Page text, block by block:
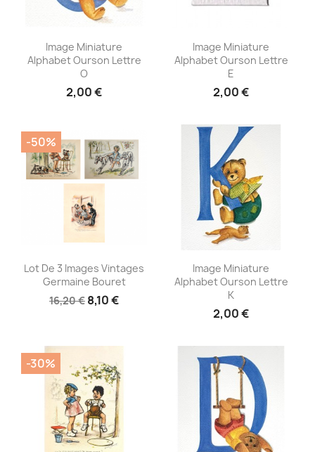
Aperçu rapide
Image Miniature
Alphabet Ourson Lettre
O
2,00 €
Aperçu rapide
Image Miniature
Alphabet Ourson Lettre
E
2,00 €
Aperçu rapide
Lot De 3 Images Vintages
Germaine Bouret
16,20 € 8,10 €
-50%
Aperçu rapide
Image Miniature
Alphabet Ourson Lettre
K
2,00 €
-30%